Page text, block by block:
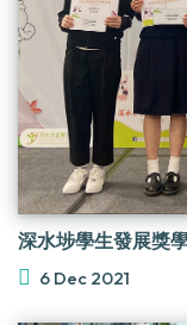
深水埗學生發展獎
6 Dec 2021